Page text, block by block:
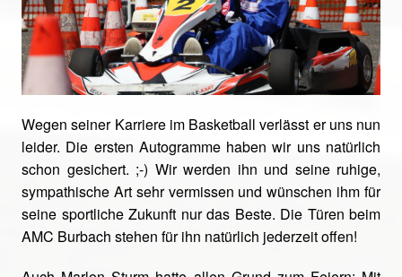
Wegen seiner Karriere im Basketball verlässt er uns nun
leider. Die ersten Autogramme haben wir uns natürlich
schon gesichert. ;-) Wir werden ihn und seine ruhige,
sympathische Art sehr vermissen und wünschen ihm für
seine sportliche Zukunft nur das Beste. Die Türen beim
AMC Burbach stehen für ihn natürlich jederzeit offen!